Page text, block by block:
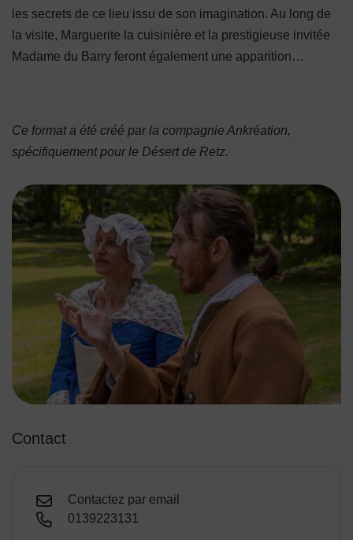
les secrets de ce lieu issu de son imagination. Au long de
la visite, Marguerite la cuisinière et la prestigieuse invitée
Madame du Barry feront également une apparition…
Ce format a été créé par la compagnie Ankréation,
spécifiquement pour le Désert de Retz.
Contact
Contactez par email
0139223131